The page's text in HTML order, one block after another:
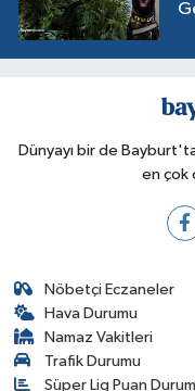
Dünyayı bir de
en çok
Nöbetçi Eczaneler
Hava Durumu
Namaz Vakitleri
Trafik Durumu
Süper Lig Puan